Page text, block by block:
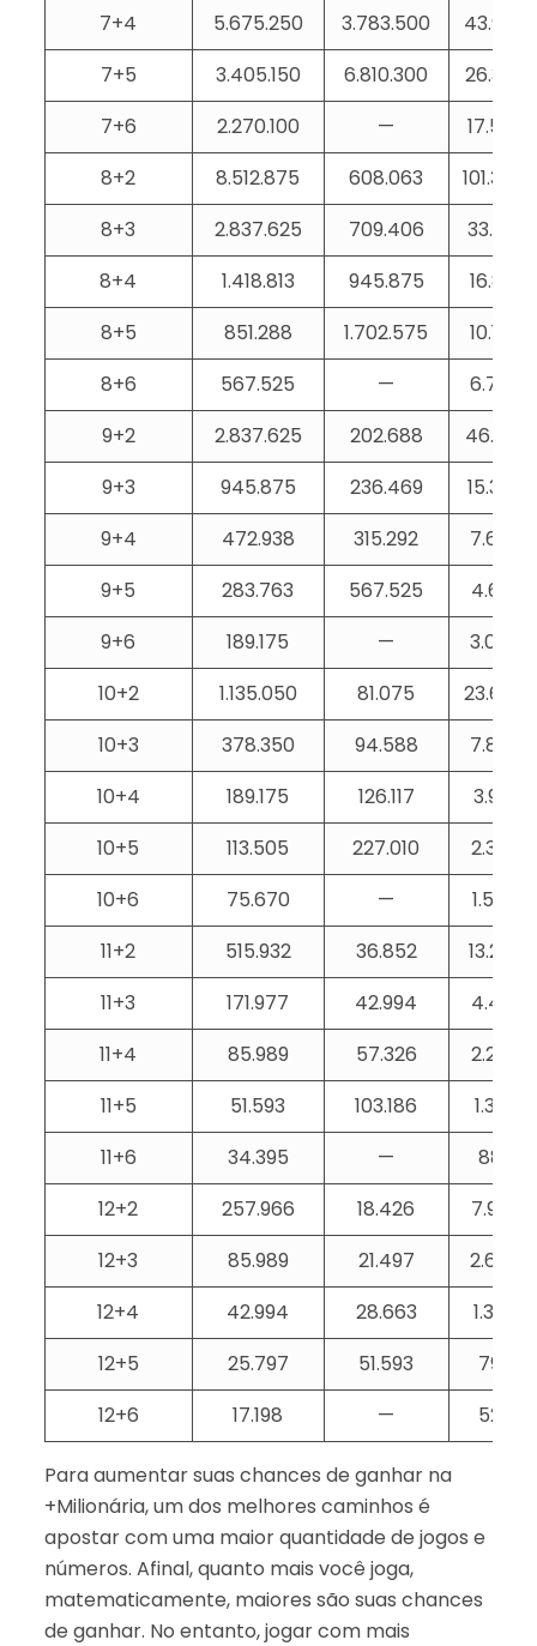
7+4 5.675.250 3.783.500
43.994
7+5
3.405.150 6.810.300
26.397
7+6
2.270.100 —
17.598
8+2
8.512.875 608.063
101.344
8+3
2.837.625 709.406
33.781
8+4
1.418.813 945.875
16.891
8+5
851.288 1.702.575
10.134
8+6
567.525 —
6.756
9+2
2.837.625 202.688
46.140
9+3
945.875 236.469
15.380
9+4
472.938 315.292
7.690
9+5
283.763 567.525
4.614
9+6
189.175 —
3.076
10+2
1.135.050 81.075
23.647
10+3
378.350 94.588
7.882
10+4
189.175 126.117
3.941
10+5
113.505 227.010
2.365
10+6
75.670 —
1.576
11+2
515.932 36.852
13.229
11+3
171.977 42.994
4.410
11+4
85.989 57.326
2.205
11+5
51.593 103.186
1.323
11+6
34.395 —
882
12+2
257.966 18.426
7.920
12+3
85.989 21.497
2.640
12+4
42.994 28.663
1.320
12+5
25.797 51.593
792
12+6
17.198 — 528
Para aumentar suas chances de ganhar na
+Milionária, um dos melhores caminhos é
apostar com uma maior quantidade de jogos e
números. Afinal, quanto mais você joga,
matematicamente, maiores são suas chances
de ganhar. No entanto, jogar com mais